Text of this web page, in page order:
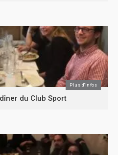
du Club Sport
Plus d'infos